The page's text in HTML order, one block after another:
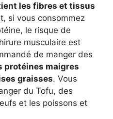
les fibres et tissus
si vous consommez
le risque de
musculaire est
de manger des
protéines maigres
graisses. Vous
du Tofu, des
et les poissons et